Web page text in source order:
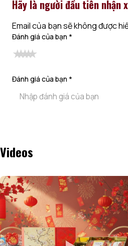
Hãy là người đầu tiên nhận
Email của bạn sẽ không được
Đánh giá của bạn *
Đánh giá của bạn *
Videos